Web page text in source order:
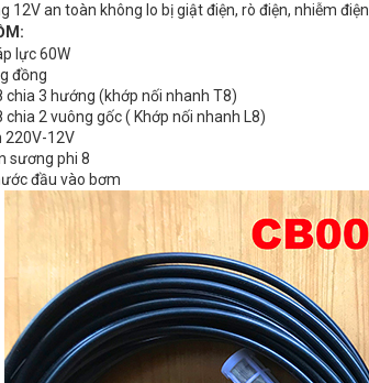
an toàn không lo bị giật điện, rò điện, nhiễm
lực 60W
đồng
3 hướng (khớp nối nhanh T8)
2 vuông gốc ( Khớp nối nhanh L8)
220V-12V
sương phi 8
đầu vào bơm